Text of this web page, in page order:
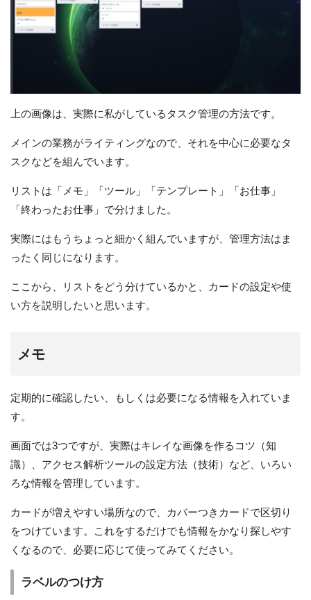
上の画像は、実際に私がしているタスク管理の方法です。
メインの業務がライティングなので、それを中心に必要なタ
スクなどを組んでいます。
リストは「メモ」「ツール」「テンプレート」「お仕事」
「終わったお仕事」で分けました。
実際にはもうちょっと細かく組んでいますが、管理方法はま
ったく同じになります。
ここから、リストをどう分けているかと、カードの設定や使
い方を説明したいと思います。
メモ
定期的に確認したい、もしくは必要になる情報を入れていま
す。
画面では3つですが、実際はキレイな画像を作るコツ（知
識）、アクセス解析ツールの設定方法（技術）など、いろい
ろな情報を管理しています。
カードが増えやすい場所なので、カバーつきカードで区切り
をつけています。これをするだけでも情報をかなり探しやす
くなるので、必要に応じて使ってみてください。
ラベルのつけ方